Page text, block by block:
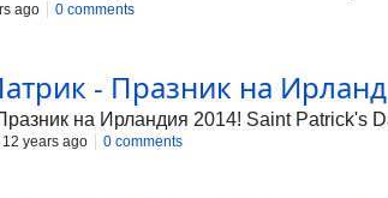
ago 0 comments
- Празник на
на Ирландия 2014! Saint Patrick's
12 years ago 0 comments